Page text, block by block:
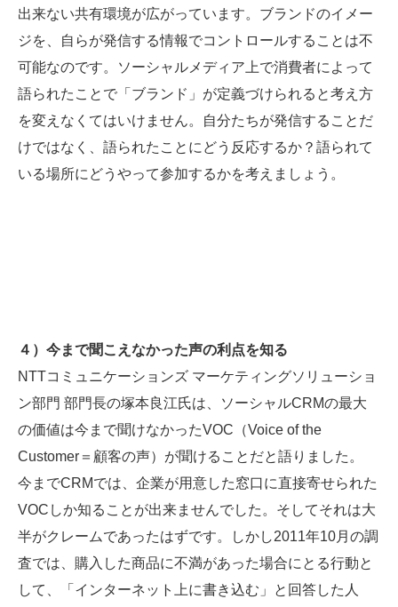
出来ない共有環境が広がっています。ブランドのイメー
ジを、自らが発信する情報でコントロールすることは不
可能なのです。ソーシャルメディア上で消費者によって
語られたことで「ブランド」が定義づけられると考え方
を変えなくてはいけません。自分たちが発信することだ
けではなく、語られたことにどう反応するか？語られて
いる場所にどうやって参加するかを考えましょう。
４）今まで聞こえなかった声の利点を知る
NTTコミュニケーションズ マーケティングソリューショ
ン部門 部門長の塚本良江氏は、ソーシャルCRMの最大
の価値は今まで聞けなかったVOC（Voice of the
Customer＝顧客の声）が聞けることだと語りました。
今までCRMでは、企業が用意した窓口に直接寄せられた
VOCしか知ることが出来ませんでした。そしてそれは大
半がクレームであったはずです。しかし2011年10月の調
査では、購入した商品に不満があった場合にとる行動と
して、「インターネット上に書き込む」と回答した人